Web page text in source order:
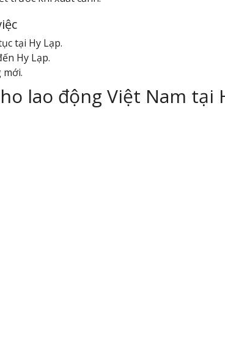
tại Hy Lạp.
Hy Lạp.
lao động Việt Nam tại